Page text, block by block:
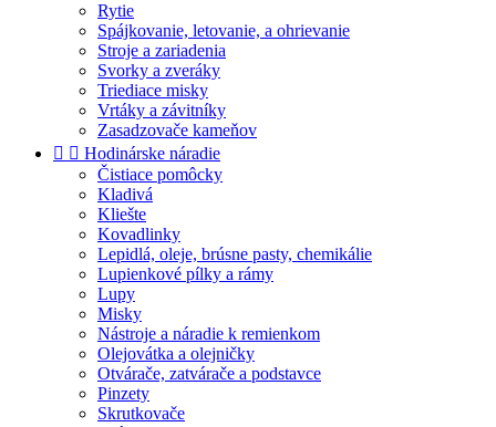
Rytie
Spájkovanie, letovanie, a ohrievanie
Stroje a zariadenia
Svorky a zveráky
Triediace misky
Vrtáky a závitníky
Zasadzovače kameňov
  Hodinárske náradie
Čistiace pomôcky
Kladivá
Kliešte
Kovadlinky
Lepidlá, oleje, brúsne pasty, chemikálie
Lupienkové pílky a rámy
Lupy
Misky
Nástroje a náradie k remienkom
Olejovátka a olejničky
Otvárače, zatvárače a podstavce
Pinzety
Skrutkovače